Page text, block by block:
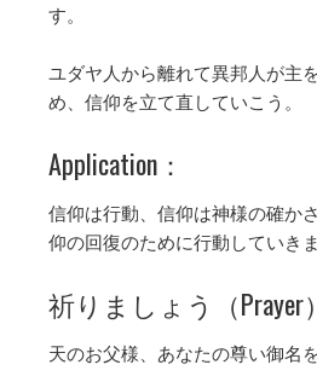
す。
ユダヤ人から離れて異邦人が主
め、信仰を立て直していこう。
Application：
信仰は行動、信仰は神様の確か
仰の回復のために行動していきま
祈りましょう（Prayer
天のお父様、あなたの尊い御名